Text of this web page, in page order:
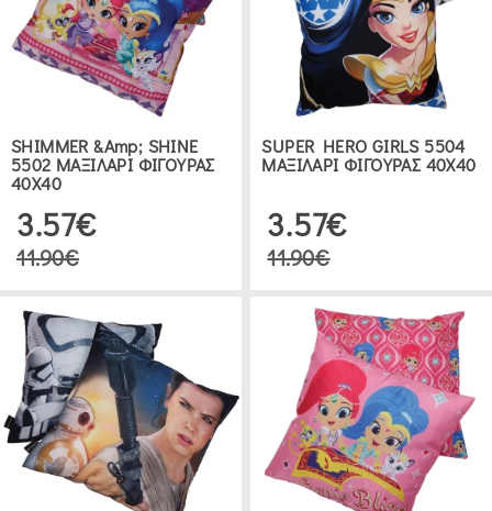
SHIMMER &amp; SHINE
5502 ΜΑΞΙΛΑΡΙ ΦΙΓΟΥΡΑΣ
40Χ40
3.57€
11.90€
SUPER HERO GIRLS 5504
ΜΑΞΙΛΑΡΙ ΦΙΓΟΥΡΑΣ 40Χ40
3.57€
11.90€
ΔΕΙΤΕ 7 ΠΡΟΪΟΝΤΑ